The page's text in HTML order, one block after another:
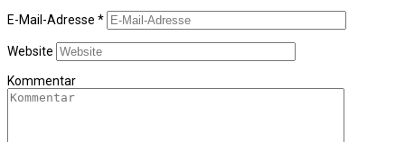
E-Mail-Adresse *
Website
Kommentar